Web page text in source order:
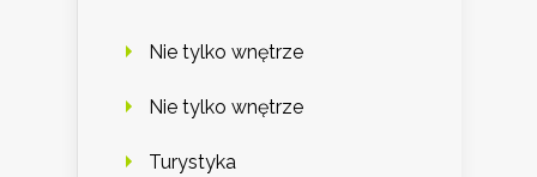
Nie tylko wnętrze
Nie tylko wnętrze
Turystyka